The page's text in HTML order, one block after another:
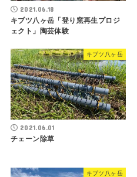
2021.06.18
キブツ八ヶ岳「登り窯再生プロジ
ェクト」陶芸体験
キブツ八ヶ岳
2021.06.01
チェーン除草
キブツ八ヶ岳